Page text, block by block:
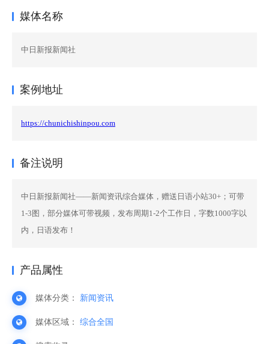
媒体名称
中日新报新闻社
案例地址
https://chunichishinpou.com
备注说明
中日新报新闻社——新闻资讯综合媒体，赠送日语小站30+；可带
1-3图，部分媒体可带视频，发布周期1-2个工作日，字数1000字以
内，日语发布！
产品属性
媒体分类： 新闻资讯
媒体区域： 综合全国